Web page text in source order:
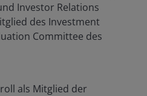
Investor Relations
des Investment
Committee des
als Mitglied der